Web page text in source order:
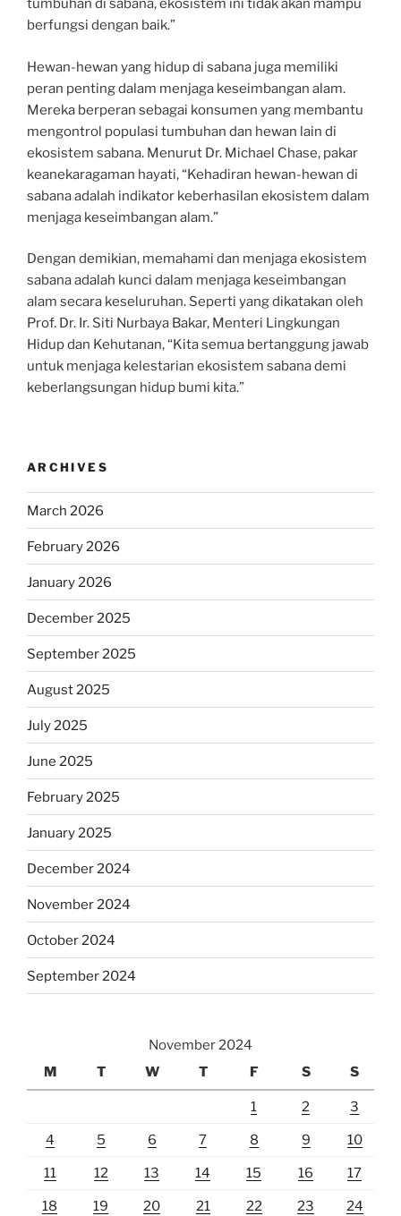
tumbuhan di sabana, ekosistem ini tidak akan mampu
berfungsi dengan baik.”
Hewan-hewan yang hidup di sabana juga memiliki
peran penting dalam menjaga keseimbangan alam.
Mereka berperan sebagai konsumen yang membantu
mengontrol populasi tumbuhan dan hewan lain di
ekosistem sabana. Menurut Dr. Michael Chase, pakar
keanekaragaman hayati, “Kehadiran hewan-hewan di
sabana adalah indikator keberhasilan ekosistem dalam
menjaga keseimbangan alam.”
Dengan demikian, memahami dan menjaga ekosistem
sabana adalah kunci dalam menjaga keseimbangan
alam secara keseluruhan. Seperti yang dikatakan oleh
Prof. Dr. Ir. Siti Nurbaya Bakar, Menteri Lingkungan
Hidup dan Kehutanan, “Kita semua bertanggung jawab
untuk menjaga kelestarian ekosistem sabana demi
keberlangsungan hidup bumi kita.”
ARCHIVES
March 2026
February 2026
January 2026
December 2025
September 2025
August 2025
July 2025
June 2025
February 2025
January 2025
December 2024
November 2024
October 2024
September 2024
November 2024
M
T W T F S S
1 2 3
4 5 6 7 8 9 10
11 12 13 14 15 16 17
18 19 20 21 22 23 24